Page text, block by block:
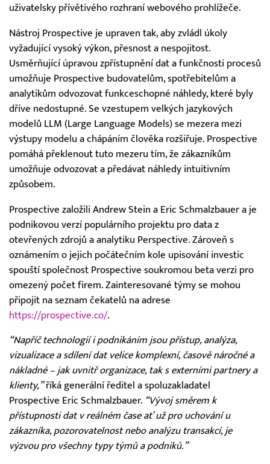
uživatelsky přívětivého rozhraní webového prohlížeče.
Nástroj Prospective je upraven tak, aby zvládl úkoly
vyžadující vysoký výkon, přesnost a nespojitost.
Usměrňující úpravou zpřístupnění dat a funkčnosti procesů
umožňuje Prospective budovatelům, spotřebitelům a
analytikům odvozovat funkceschopné náhledy, které byly
dříve nedostupné. Se vzestupem velkých jazykových
modelů LLM (Large Language Models) se mezera mezi
výstupy modelu a chápáním člověka rozšiřuje. Prospective
pomáhá překlenout tuto mezeru tím, že zákazníkům
umožňuje odvozovat a předávat náhledy intuitivním
způsobem.
Prospective založili Andrew Stein a Eric Schmalzbauer a je
podnikovou verzí populárního projektu pro data z
otevřených zdrojů a analytiku Perspective. Zároveň s
oznámením o jejich počátečním kole upisování investic
spouští společnost Prospective soukromou beta verzi pro
omezený počet firem. Zainteresované týmy se mohou
připojit na seznam čekatelů na adrese
https://prospective.co/.
“Napříč technologií i podnikáním jsou přístup, analýza,
vizualizace a sdílení dat velice komplexní, časově náročné a
nákladné – jak uvnitř organizace, tak s externími partnery a
klienty,”říká generální ředitel a spoluzakladatel
Prospective Eric Schmalzbauer. “Vývoj směrem k
přístupnosti dat v reálném čase ať už pro uchování u
zákazníka, pozorovatelnost nebo analýzu transakcí, je
výzvou pro všechny typy týmů a podniků.”